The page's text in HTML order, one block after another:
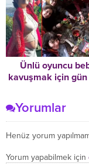
Ünlü oyuncu
kavuşmak için gün
geleneği!
Yorumlar
Henüz yorum
Yorum yapabilmek için